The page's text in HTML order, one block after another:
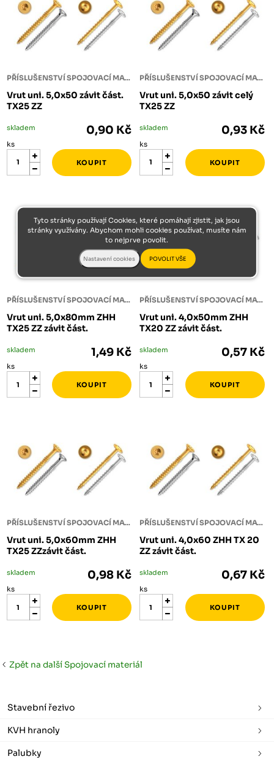
PŘÍSLUŠENSTVÍ SPOJOVACÍ MATERIÁL
Vrut uni. 5,0x50 závit část.
TX25 ZZ
skladem 0,90 Kč
ks
PŘÍSLUŠENSTVÍ SPOJOVACÍ MATERIÁL
Vrut uni. 5,0x50 závit celý
TX25 ZZ
skladem 0,93 Kč
ks
PŘÍSLUŠENSTVÍ SPOJOVACÍ MATERIÁL
Vrut uni. 5,0x80mm ZHH
TX25 ZZ závit část.
skladem 1,49 Kč
ks
PŘÍSLUŠENSTVÍ SPOJOVACÍ MATERIÁL
Vrut uni. 4,0x50mm ZHH
TX20 ZZ závit část.
skladem 0,57 Kč
ks
PŘÍSLUŠENSTVÍ SPOJOVACÍ MATERIÁL
Vrut uni. 5,0x60mm ZHH
TX25 ZZzávit část.
skladem 0,98 Kč
ks
PŘÍSLUŠENSTVÍ SPOJOVACÍ MATERIÁL
Vrut uni. 4,0x60 ZHH TX 20
ZZ závit část.
skladem 0,67 Kč
ks
Zpět na další Spojovací materiál
Stavební řezivo
KVH hranoly
Palubky
Tyto stránky používají Cookies, které pomáhají zjistit, jak jsou
stránky využívány. Abychom mohli cookies používat, musíte nám
to nejprve povolit.